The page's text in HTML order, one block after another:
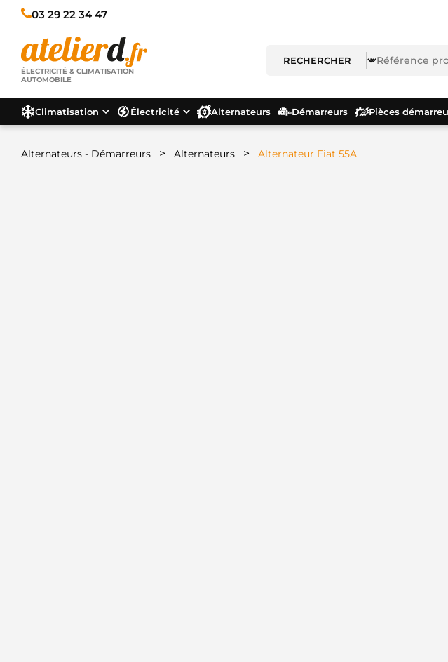
03 29 22 34 47
ÉLECTRICITÉ & CLIMATISATION
AUTOMOBILE
Climatisation Électricité Alternateurs Démarreurs Pièces
Alternateurs - Démarreurs > Alternateurs > Alternateur Fiat 55A